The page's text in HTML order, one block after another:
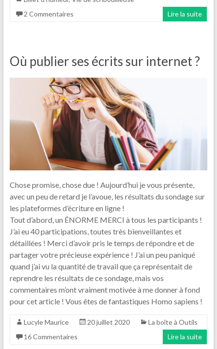
2 Commentaires
Lire la suite
Où publier ses écrits sur internet ?
Chose promise, chose due ! Aujourd’hui je vous présente,
avec un peu de retard je l’avoue, les résultats du sondage sur
les plateformes d’écriture en ligne !
Tout d’abord, un ÉNORME MERCI à tous les participants !
J’ai eu 40 participations, toutes très bienveillantes et
détaillées ! Merci d’avoir pris le temps de répondre et de
partager votre précieuse expérience ! J’ai un peu paniqué
quand j’ai vu la quantité de travail que ça représentait de
reprendre les résultats de ce sondage, mais vos
commentaires m’ont vraiment motivée à me donner à fond
pour cet article ! Vous êtes de fantastiques Homo sapiens !
Lucyle Maurice 20 juillet 2020
La boîte à Outils
16 Commentaires
Lire la suite